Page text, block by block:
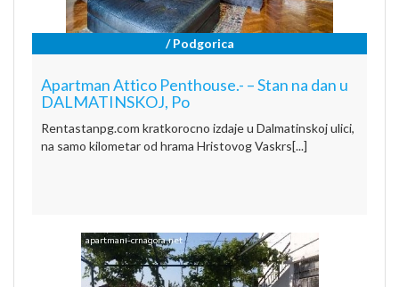
/ Podgorica
Apartman Attico Penthouse.- – Stan na dan u
DALMATINSKOJ, Po
Rentastanpg.com kratkorocno izdaje u Dalmatinskoj ulici,
na samo kilometar od hrama Hristovog Vaskrs[...]